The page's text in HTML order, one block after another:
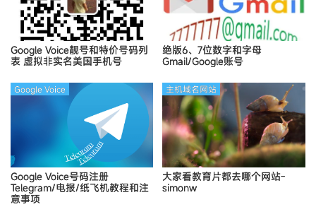
Google Voice靓号和特价号码列
表 虚拟非实名美国手机号
绝版6、7位数字和字母
Gmail/Google账号
Google Voice号码注册
Telegram/电报/纸飞机教程和注
意事项
Google Voice
大家看教育片都去哪个网站-
simonw
主机域名网站